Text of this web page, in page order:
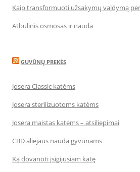
Kaip transformuoti užsakymų valdymą
Atbulinis osmosas ir nauda
GUVŪNŲ PREKĖS
Josera Classic katėms
Josera sterilizuotoms katėms
Josera maistas katėms – atsiliepimai
CBD aliejaus nauda gyvūnams
Ką dovanoti įsigijusiam katę